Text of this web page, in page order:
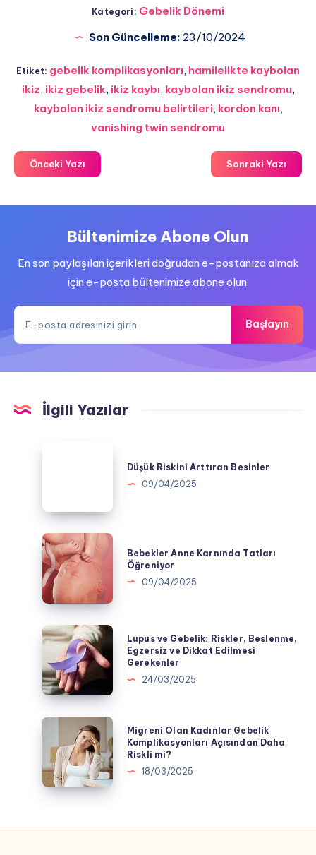
Kategori: Gebelik Dönemi
Son Güncelleme: 23/10/2024
Etiket: gebelik komplikasyonları, hamilelikte kaybolan
ikiz, ikiz gebelik, ikiz kaybı, kaybolan ikiz sendromu,
kaybolan ikiz sendromu belirtileri, kordon kanı,
vanishing twin sendromu
Önceki Yazı Sonraki Yazı
Bültenimize Abone Olun
En son paylaşılan içerikleri doğrudan e-postanıza almak
için e-posta bültenimize abone olun.
Başlayın
İlgili Yazılar
Düşük Riskini Arttıran Besinler
09/04/2025
Bebekler
Anne
Karnında
Tatları
Öğreniyor
Bebekler Anne Karnında Tatları
Öğreniyor
09/04/2025
Lupus
Gebelik:
Riskler,
Beslenme,
Egzersiz
Dikkat
Edilmesi
Gerekenler
Lupus ve Gebelik: Riskler, Beslenme,
Egzersiz ve Dikkat Edilmesi
Gerekenler
24/03/2025
Migreni
Kadınlar
Gebelik
Komplikasyonları
Daha
Migreni Olan Kadınlar Gebelik
Komplikasyonları Açısından Daha
Riskli mi?
18/03/2025